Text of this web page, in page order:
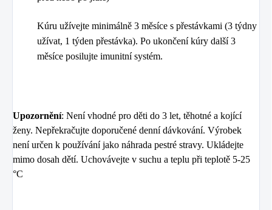
Kúru užívejte minimálně 3 měsíce s přestávkami (3 týdny
užívat, 1 týden přestávka). Po ukončení kúry další 3
měsíce posilujte imunitní systém.
Upozornění: Není vhodné pro děti do 3 let, těhotné a kojící
ženy. Nepřekračujte doporučené denní dávkování. Výrobek
není určen k používání jako náhrada pestré stravy. Ukládejte
mimo dosah dětí. Uchovávejte v suchu a teplu při teplotě 5-25
°C